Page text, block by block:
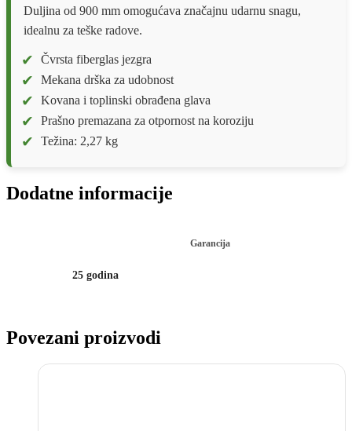
Duljina od 900 mm omogućava značajnu udarnu snagu,
idealnu za teške radove.
Čvrsta fiberglas jezgra
Mekana drška za udobnost
Kovana i toplinski obrađena glava
Prašno premazana za otpornost na koroziju
Težina: 2,27 kg
Dodatne informacije
Garancija
25 godina
Povezani proizvodi